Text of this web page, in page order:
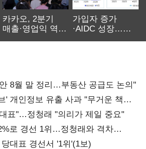
카카오, 2분기
매출·영업익 역대
가입자 증가
·AIDC 성장…
8월 말 정리…부동산 공급도 논의"
' 개인정보 유출 사과 "무거운 책임
표"…정청래 "의리가 제일 중요"
로 경선 1위…정청래와 격차
대표 경선서 '1위'(1보)